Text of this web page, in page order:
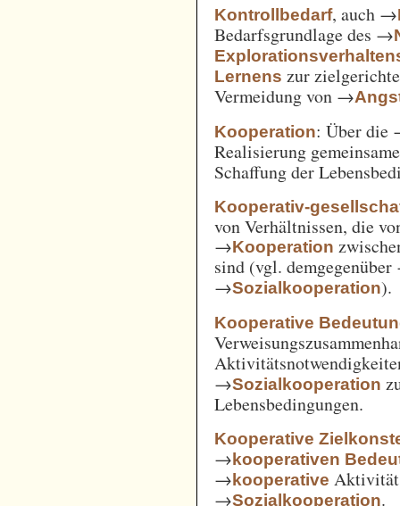
Kontrollbedarf, auch →
Bedarfsgrundlage des →
Lernens zur
Vermeidung von →
Kooperation: Über
Realisierung
Schaffung der
Kooperativ-
von Verhältnissen, die
→Kooperation
sind (vgl.
→Sozialkooperation).
Kooperative
→Sozialkooperation
Lebensbedingungen.
Kooperative
→kooperativen
→kooperative
→Sozialkooperation.